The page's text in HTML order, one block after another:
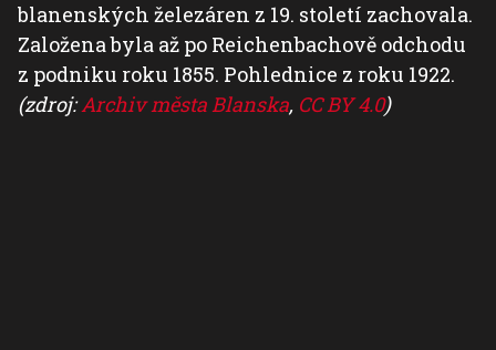
blanenských železáren z 19. století zachovala.
Založena byla až po Reichenbachově odchodu
z podniku roku 1855. Pohlednice z roku 1922.
(zdroj:Archiv města Blanska, CC BY 4.0)